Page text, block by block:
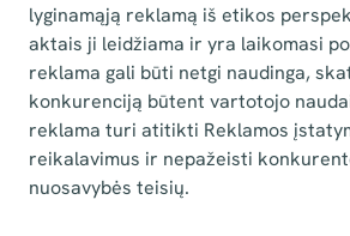
lyginamąją reklamą iš etikos
aktais ji leidžiama ir yra laikomasi
reklama gali būti netgi naudinga,
konkurenciją būtent vartotojo
reklama turi atitikti Reklamos
reikalavimus ir nepažeisti
nuosavybės teisių.